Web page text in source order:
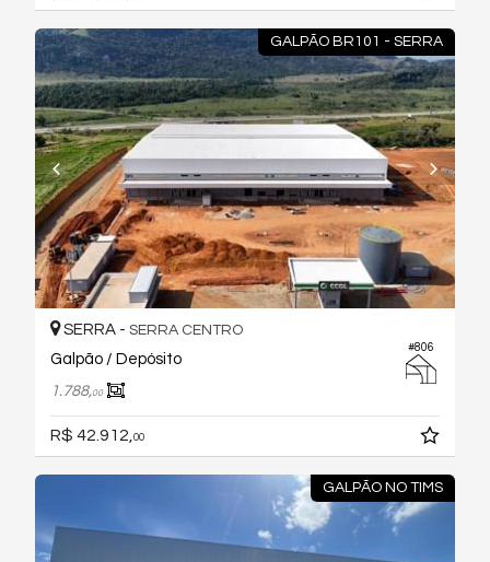
GALPÃO BR101 - SERRA
#806
SERRA - SERRA CENTRO
Galpão / Depósito
1.788,00
R$ 42.912, 00
GALPÃO NO TIMS